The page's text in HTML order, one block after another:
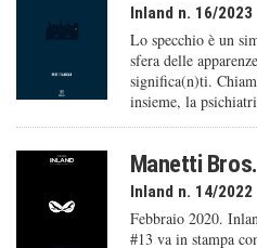
Inland n. 16/2023
Lo specchio è un
sfera delle
significa(n)ti.
insieme, la
Manetti Bros.
Inland n. 14/2022
Febbraio 2020.
#13 va in stampa